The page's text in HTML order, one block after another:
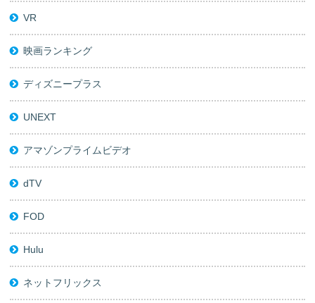
VR
映画ランキング
ディズニープラス
UNEXT
アマゾンプライムビデオ
dTV
FOD
Hulu
ネットフリックス